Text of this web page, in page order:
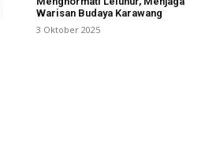
Warisan Budaya Karawang
3 Oktober 2025